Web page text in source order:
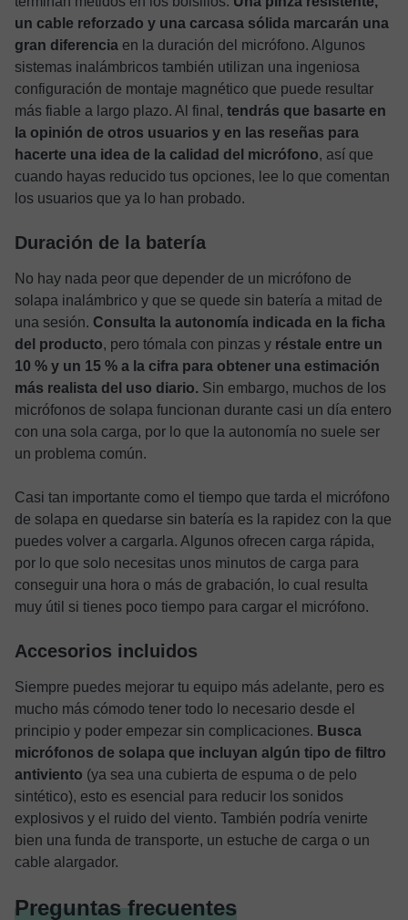
un cable reforzado y una carcasa sólida marcarán una
gran diferencia en la duración del micrófono. Algunos
sistemas inalámbricos también utilizan una ingeniosa
configuración de montaje magnético que puede resultar
más fiable a largo plazo. Al final, tendrás que basarte en
la opinión de otros usuarios y en las reseñas para
hacerte una idea de la calidad del micrófono, así que
cuando hayas reducido tus opciones, lee lo que comentan
los usuarios que ya lo han probado.
Duración de la batería
No hay nada peor que depender de un micrófono de
solapa inalámbrico y que se quede sin batería a mitad de
una sesión. Consulta la autonomía indicada en la ficha
del producto, pero tómala con pinzas y réstale entre un
10 % y un 15 % a la cifra para obtener una estimación
más realista del uso diario. Sin embargo, muchos de los
micrófonos de solapa funcionan durante casi un día entero
con una sola carga, por lo que la autonomía no suele ser
un problema común.
Casi tan importante como el tiempo que tarda el micrófono
de solapa en quedarse sin batería es la rapidez con la que
puedes volver a cargarla. Algunos ofrecen carga rápida,
por lo que solo necesitas unos minutos de carga para
conseguir una hora o más de grabación, lo cual resulta
muy útil si tienes poco tiempo para cargar el micrófono.
Accesorios incluidos
Siempre puedes mejorar tu equipo más adelante, pero es
mucho más cómodo tener todo lo necesario desde el
principio y poder empezar sin complicaciones. Busca
micrófonos de solapa que incluyan algún tipo de filtro
antiviento (ya sea una cubierta de espuma o de pelo
sintético), esto es esencial para reducir los sonidos
explosivos y el ruido del viento. También podría venirte
bien una funda de transporte, un estuche de carga o un
cable alargador.
Preguntas frecuentes